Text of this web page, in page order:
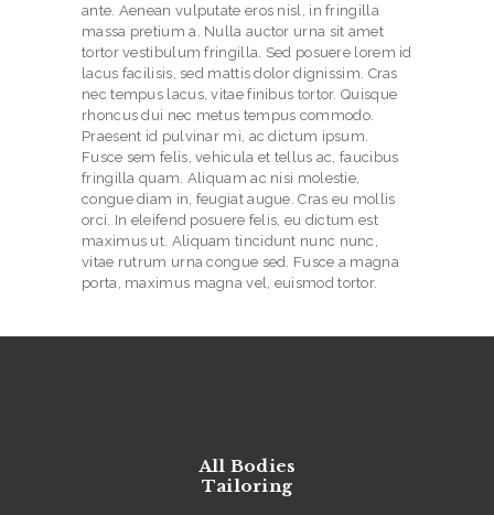
ante. Aenean vulputate eros nisl, in fringilla
massa pretium a. Nulla auctor urna sit amet
tortor vestibulum fringilla. Sed posuere lorem id
lacus facilisis, sed mattis dolor dignissim. Cras
nec tempus lacus, vitae finibus tortor. Quisque
rhoncus dui nec metus tempus commodo.
Praesent id pulvinar mi, ac dictum ipsum.
Fusce sem felis, vehicula et tellus ac, faucibus
fringilla quam. Aliquam ac nisi molestie,
congue diam in, feugiat augue. Cras eu mollis
orci. In eleifend posuere felis, eu dictum est
maximus ut. Aliquam tincidunt nunc nunc,
vitae rutrum urna congue sed. Fusce a magna
porta, maximus magna vel, euismod tortor.
All Bodies
Tailoring